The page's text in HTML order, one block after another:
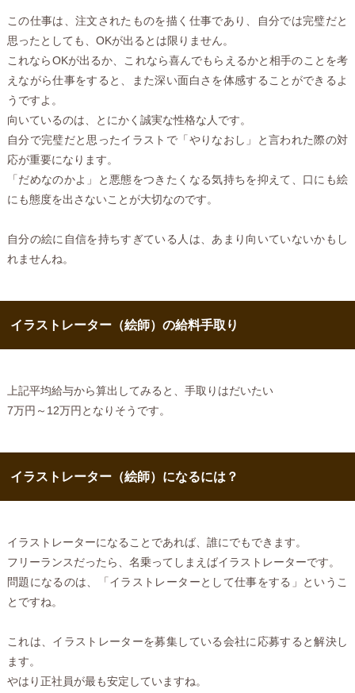
この仕事は、注文されたものを描く仕事であり、自分では完璧だと
思ったとしても、OKが出るとは限りません。
これならOKが出るか、これなら喜んでもらえるかと相手のことを考
えながら仕事をすると、また深い面白さを体感することができるよ
うですよ。
向いているのは、とにかく誠実な性格な人です。
自分で完璧だと思ったイラストで「やりなおし」と言われた際の対
応が重要になります。
「だめなのかよ」と悪態をつきたくなる気持ちを抑えて、口にも絵
にも態度を出さないことが大切なのです。
自分の絵に自信を持ちすぎている人は、あまり向いていないかもし
れませんね。
イラストレーター（絵師）の給料手取り
上記平均給与から算出してみると、手取りはだいたい
7万円～12万円となりそうです。
イラストレーター（絵師）になるには？
イラストレーターになることであれば、誰にでもできます。
フリーランスだったら、名乗ってしまえばイラストレーターです。
問題になるのは、「イラストレーターとして仕事をする」というこ
とですね。
これは、イラストレーターを募集している会社に応募すると解決し
ます。
やはり正社員が最も安定していますね。